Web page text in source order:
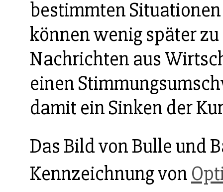
bestimmten
können wenig später
Nachrichten aus
einen
damit ein Sinken der
Das Bild von Bulle und
Kennzeichnung von